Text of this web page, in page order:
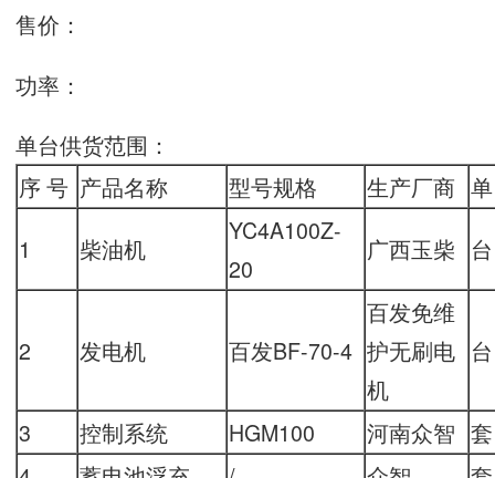
售价：
功率：
单台供货范围：
序 号 产品名称 型号规格 生产厂商
1
柴油机
YC4A100Z-
20
广西玉柴 台
2 发电机 百发BF-70-4
百发免维
护无刷电
机
台
3 控制系统 HGM100 河南众智 套